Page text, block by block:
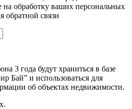
на обработку ваших персональных
обратной связи
3 года будут храниться в базе
Бай” и использоваться для
об объектах недвижимости.